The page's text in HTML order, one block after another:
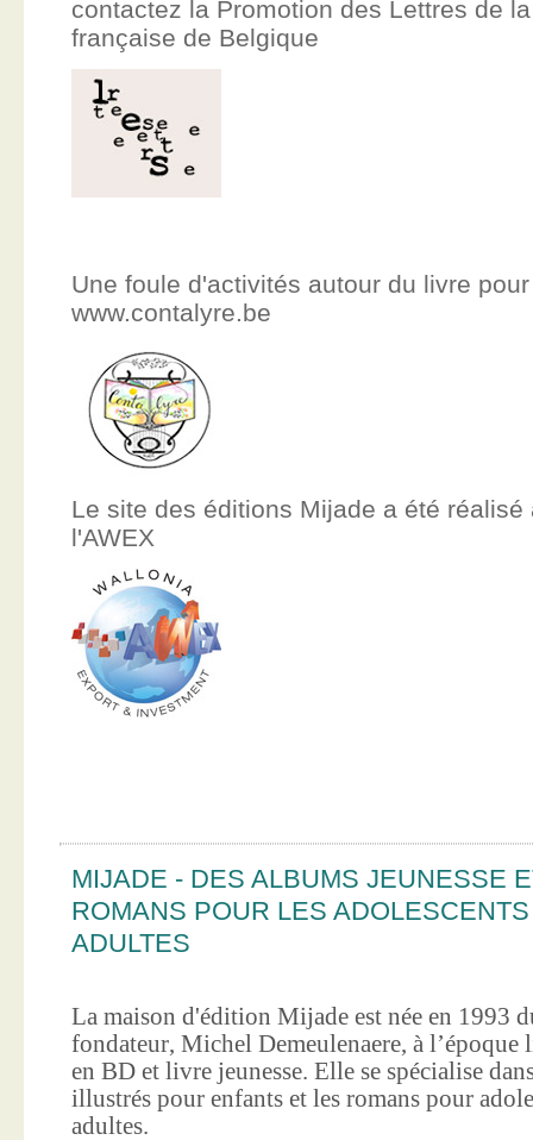
contactez la Promotion des Lettres de
française de Belgique
Une foule d'activités autour du livre
www.contalyre.be
Le site des éditions Mijade a été réalisé
l'AWEX
MIJADE - DES ALBUMS JEUNESSE
ROMANS POUR LES
ADULTES
La maison d'édition Mijade est née en 1993
fondateur, Michel Demeulenaere, à l’époque
en BD et livre jeunesse. Elle se spécialise
illustrés pour enfants et les romans pour
adultes.